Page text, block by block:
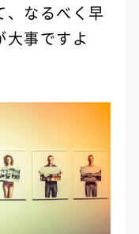
、なるべく早
大事ですよ